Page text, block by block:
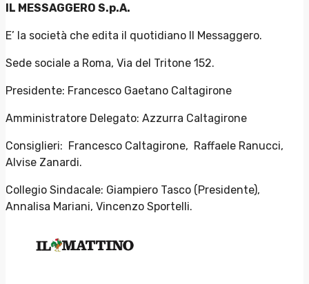
IL MESSAGGERO S.p.A.
E’ la società che edita il quotidiano Il Messaggero.
Sede sociale a Roma, Via del Tritone 152.
Presidente: Francesco Gaetano Caltagirone
Amministratore Delegato: Azzurra Caltagirone
Consiglieri: Francesco Caltagirone, Raffaele Ranucci,
Alvise Zanardi.
Collegio Sindacale: Giampiero Tasco (Presidente),
Annalisa Mariani, Vincenzo Sportelli.